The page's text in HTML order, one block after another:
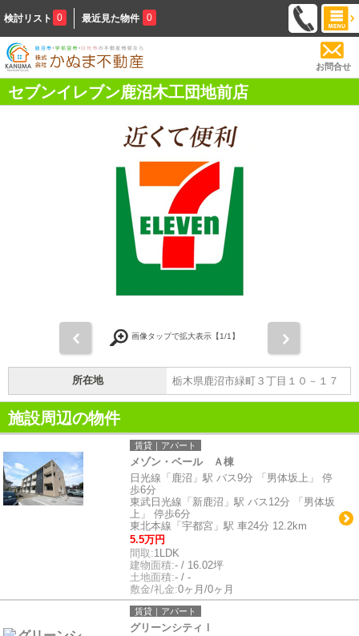
検討リスト 0 最近見た物件 0
お問合せ
セブンイレブン鹿沼木工団地前店
画像タップで拡大表示【1/1】
所在地 栃木県鹿沼市緑町３丁目１０－１７
施設周辺の物件
賃貸｜アパート
メゾン・ベール Ａ棟
日光線「鹿沼」駅 バス9分 「男体坂上」 停
歩6分
東武日光線「新鹿沼」駅 バス12分 「男体坂
上」 停歩6分
東北本線「宇都宮」駅 車24分 12.2km
5.5万円
間取:1LDK
建物面積:- / 16.02坪
土地面積:- / -
敷金/礼金:0ヶ月/0ヶ月
賃貸｜アパート
グリーンシティⅠ